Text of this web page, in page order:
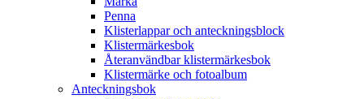
Penna
Klisterlappar och anteckningsblock
Klistermärkesbok
Återanvändbar klistermärkesbok
Klistermärke och fotoalbum
Anteckningsbok